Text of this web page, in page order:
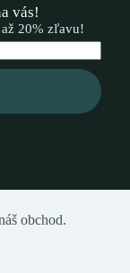
vás!
až 20% zľavu!
obchod.